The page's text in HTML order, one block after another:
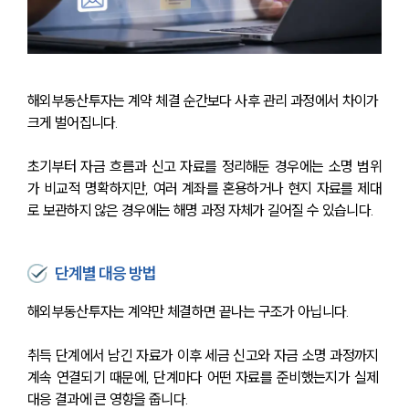
해외부동산투자는 계약 체결 순간보다 사후 관리 과정에서 차이가
크게 벌어집니다.
초기부터 자금 흐름과 신고 자료를 정리해둔 경우에는 소명 범위
가 비교적 명확하지만, 여러 계좌를 혼용하거나 현지 자료를 제대
로 보관하지 않은 경우에는 해명 과정 자체가 길어질 수 있습니다.
단계별 대응 방법
해외부동산투자는 계약만 체결하면 끝나는 구조가 아닙니다.
취득 단계에서 남긴 자료가 이후 세금 신고와 자금 소명 과정까지
계속 연결되기 때문에, 단계마다 어떤 자료를 준비했는지가 실제
대응 결과에 큰 영향을 줍니다.